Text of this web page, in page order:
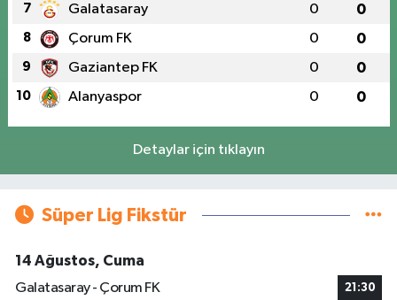
7 Galatasaray 0 0
8 Çorum FK 0 0
9 Gaziantep FK 0 0
10 Alanyaspor 0 0
Detaylar için tıklayın
Süper Lig Fikstür
14 Ağustos, Cuma
Galatasaray - Çorum FK
21:30